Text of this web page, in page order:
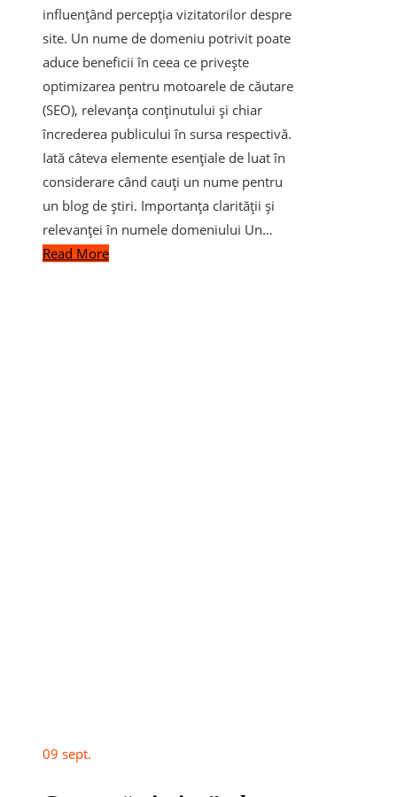
influențând percepția vizitatorilor despre
site. Un nume de domeniu potrivit poate
aduce beneficii în ceea ce privește
optimizarea pentru motoarele de căutare
(SEO), relevanța conținutului și chiar
încrederea publicului în sursa respectivă.
Iată câteva elemente esențiale de luat în
considerare când cauți un nume pentru
un blog de știri. Importanța clarității și
relevanței în numele domeniului Un…
Read More
09 sept.